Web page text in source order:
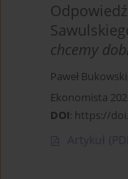
chcemy
Paweł Bukowski
Ekonomista
DOI: https://
Artykuł